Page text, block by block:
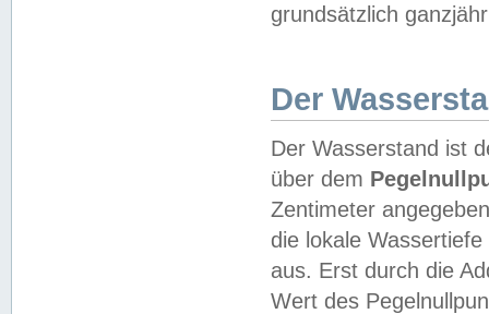
grundsätzlich
Der
Der Wasserstand ist
über dem
Zentimeter
die lokale
aus. Erst durch die
Wert des